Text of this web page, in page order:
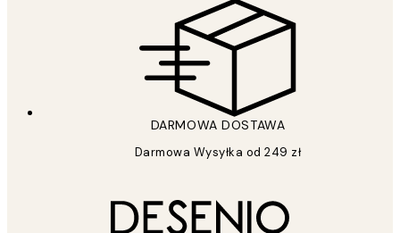
DARMOWA DOSTAWA
Darmowa Wysyłka od 249 zł